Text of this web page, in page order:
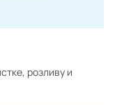
розливу и